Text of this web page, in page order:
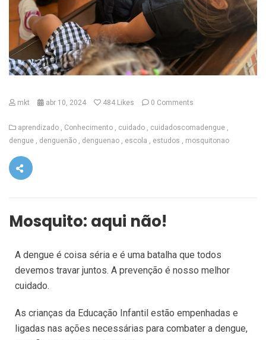
mkt abr 10, 2024 484 Likes 0 Comments
aprendizado Conhecimento cuidado
cuidadoscomadengue
dengue
denguenão denguenao escola estudos mosquitonao
Mosquito: aqui não!
A dengue é coisa séria e é uma batalha que todos
devemos travar juntos. A prevenção é nosso melhor
cuidado.
As crianças da Educação Infantil estão empenhadas e
ligadas nas ações necessárias para combater a dengue,